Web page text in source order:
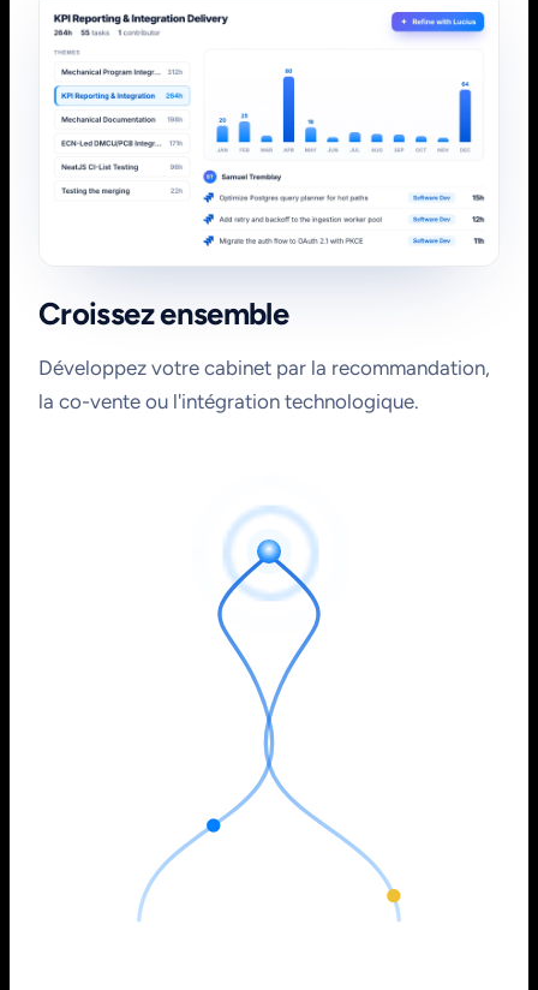
Croissez ensemble
Développez votre cabinet par la recommandation,
la co-vente ou l'intégration technologique.